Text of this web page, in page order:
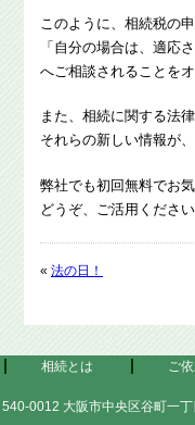
このように、相続税の
「自分の場合は、適応
へご相談されることを
また、相続に関する法
それらの新しい情報が
弊社でも初回無料でお
どうぞ、ご活用くださ
« 法の日！
相続とは ご
0012 大阪市中央区谷町一